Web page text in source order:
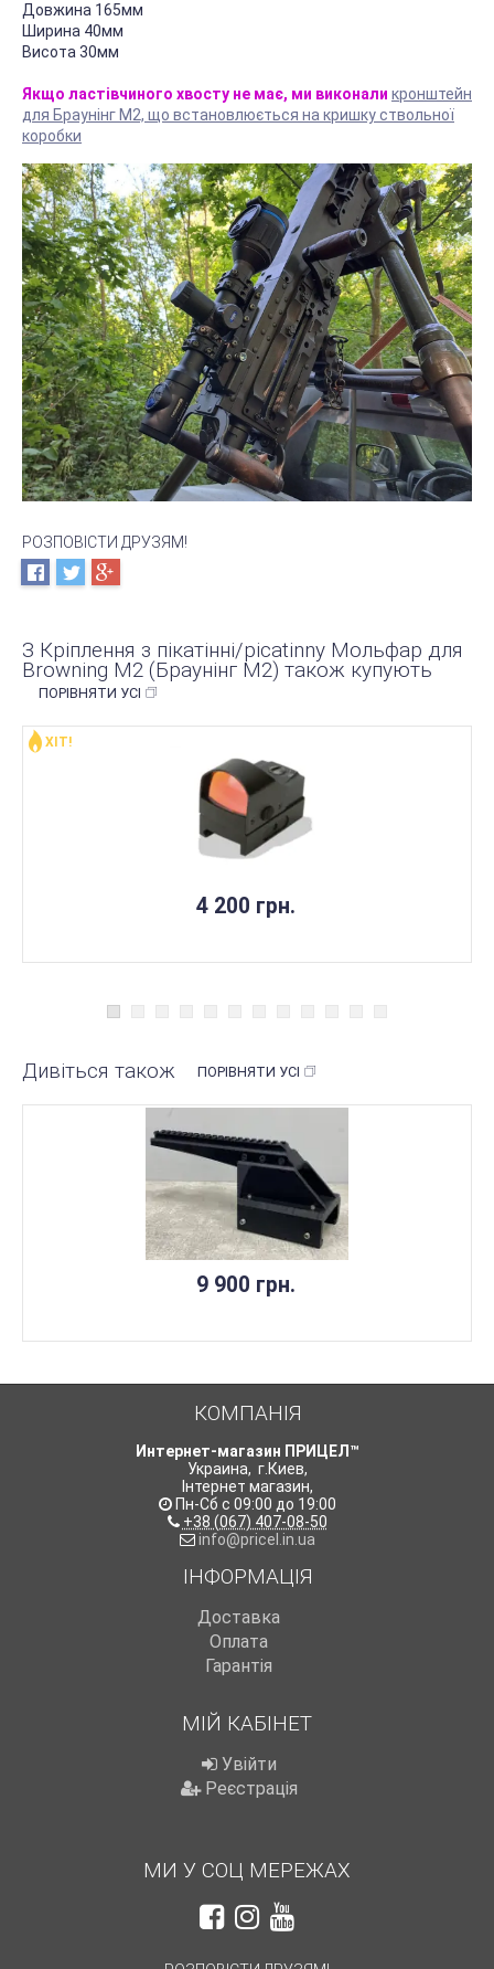
Довжина 165мм
Ширина 40мм
Висота 30мм
Якщо ластівчиного хвосту не має, ми виконали кронштейн
для Браунінг М2, що встановлюється на кришку ствольної
коробки
РОЗПОВІСТИ ДРУЗЯМ!
З Кріплення з пікатінні/picatinny Мольфар для
Browning M2 (Браунінг М2) також купують
ПОРІВНЯТИ УСІ
4 200 грн.
ХІТ!
Дивіться також ПОРІВНЯТИ УСІ
9 900 грн.
КОМПАНІЯ
Интернет-магазин ПРИЦЕЛ™
Украина, г.Киев,
Інтернет магазин,
Пн-Сб с 09:00 до 19:00
+38 (067) 407-08-50
info@pricel.in.ua
ІНФОРМАЦІЯ
Доставка
Оплата
Гарантія
МІЙ КАБІНЕТ
Увійти
Реєстрація
МИ У СОЦ МЕРЕЖАХ